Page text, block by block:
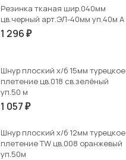
Резинка тканая шир.040мм
цв.черный арт.ЭЛ-40мм уп.40м А
1 296 ₽
Шнур плоский х/б 15мм турецкое
плетение цв.018 св.зелёный
уп.50 м
1 057 ₽
Шнур плоский х/б 12мм турецкое
плетение TW цв.008 оранжевый
уп.50м